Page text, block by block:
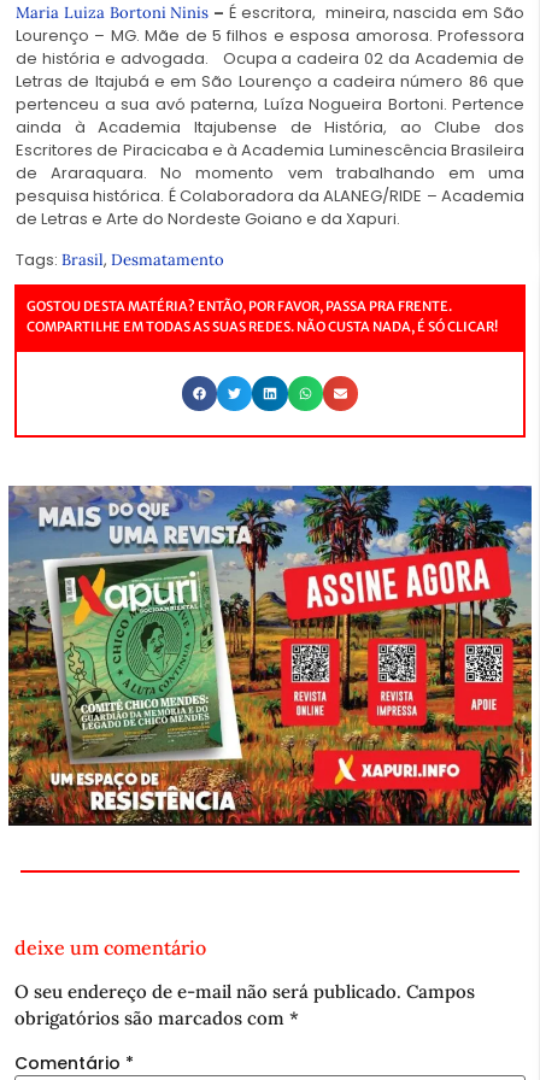
Maria Luiza Bortoni Ninis –É escritora, mineira, nascida em São
Lourenço – MG. Mãe de 5 filhos e esposa amorosa. Professora
de história e advogada. Ocupa a cadeira 02 da Academia de
Letras de Itajubá e em São Lourenço a cadeira número 86 que
pertenceu a sua avó paterna, Luíza Nogueira Bortoni. Pertence
ainda à Academia Itajubense de História, ao Clube dos
Escritores de Piracicaba e à Academia Luminescência Brasileira
de Araraquara. No momento vem trabalhando em uma
pesquisa histórica. É Colaboradora da ALANEG/RIDE – Academia
de Letras e Arte do Nordeste Goiano e da Xapuri.
Tags: Brasil, Desmatamento
GOSTOU DESTA MATÉRIA? ENTÃO, POR FAVOR, PASSA PRA FRENTE.
COMPARTILHE EM TODAS AS SUAS REDES. NÃO CUSTA NADA, É SÓ CLICAR!
deixe um comentário
O seu endereço de e-mail não será publicado. Campos
obrigatórios são marcados com *
Comentário *